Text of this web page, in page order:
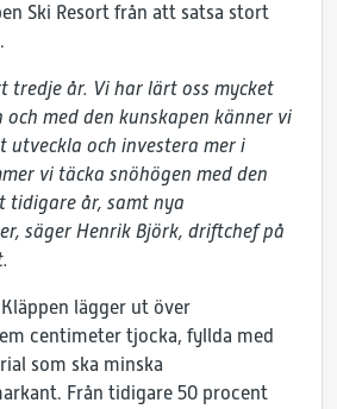
Ski Resort från att satsa stort
tredje år. Vi har lärt oss mycket
och med den kunskapen känner vi
utveckla och investera mer i
vi täcka snöhögen med den
tidigare år, samt nya
säger Henrik Björk, driftchef på
lägger ut över
centimeter tjocka, fyllda med
som ska minska
Från tidigare 50 procent